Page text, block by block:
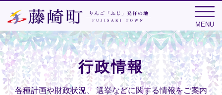
MENU
行政情報
各種計画や財政状況、 選挙などに関する情報をご案内